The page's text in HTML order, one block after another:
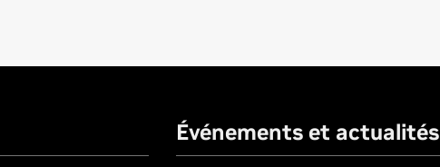
Événements et actualités